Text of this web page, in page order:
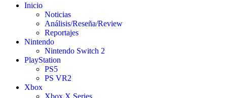
Inicio
Noticias
Análisis/Reseña/Review
Reportajes
Nintendo
Nintendo Switch 2
PlayStation
PS5
PS VR2
Xbox
Xbox X Series